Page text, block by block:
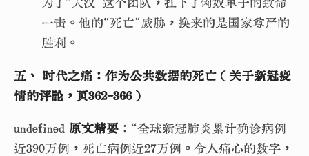
为了“大汉”这个团队，扛下了匈奴单于的致命
一击。他的“死亡”威胁，换来的是国家尊严的
胜利。
五、 时代之痛：作为公共数据的死亡（关于新冠疫
情的评论，页362-366）
undefined 原文精要 ：“全球新冠肺炎累计确诊病例
近390万例，死亡病例近27万例。令人痛心的数字，